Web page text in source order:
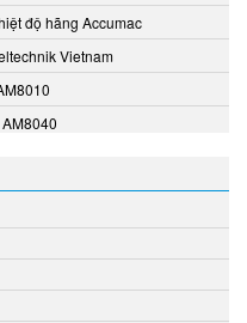
độ hãng Accumac
Vietnam